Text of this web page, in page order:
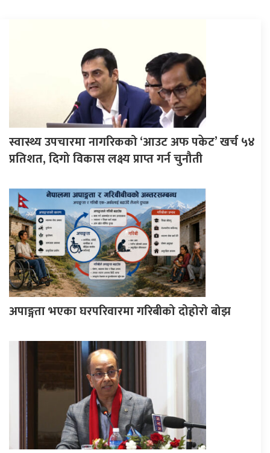
स्वास्थ्य उपचारमा नागरिकको ‘आउट अफ पकेट’ खर्च ५४
प्रतिशत, दिगो विकास लक्ष्य प्राप्त गर्न चुनौती
अपाङ्गता भएका घरपरिवारमा गरिबीको दोहोरो बोझ